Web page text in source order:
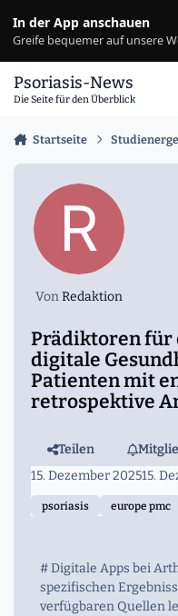
In der App anschauen
Greife bequemer auf unsere
Psoriasis-News
Die Seite für den Überblick
Startseite
VonRedaktion
Prädiktoren für
digitale
Patienten mit
retrospektive
Teilen
15. Dezember 202515.
psoriasis europe pmc
# Digitale Apps bei
spezifischen
verfügbaren Quellen